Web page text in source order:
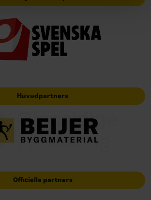
Huvudpartners
Officiella partners